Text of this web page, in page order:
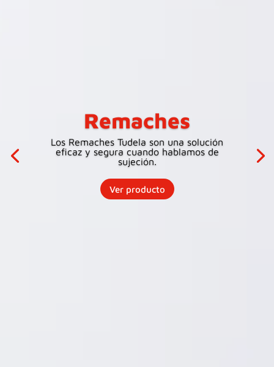
Remaches
Los Remaches Tudela son una solución
eficaz y segura cuando hablamos de
sujeción.
Ver producto